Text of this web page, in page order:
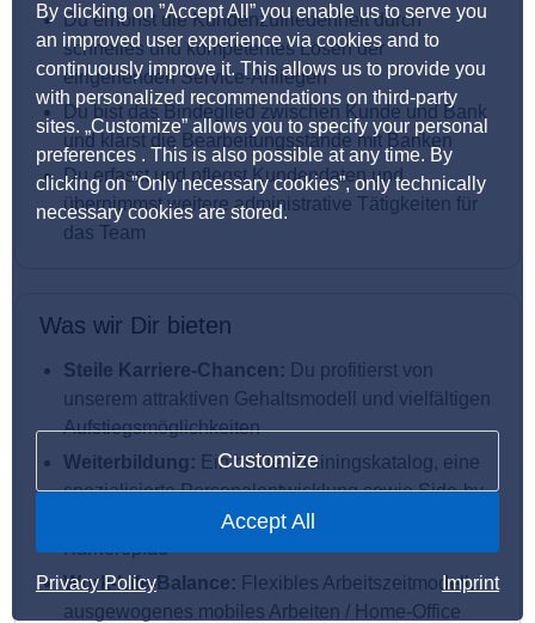
By clicking on ”Accept All” you enable us to serve you
an improved user experience via cookies and to
continuously improve it. This allows us to provide you
with personalized recommendations on third-party
sites. „Customize” allows you to specify your personal
preferences . This is also possible at any time. By
clicking on ”Only necessary cookies”, only technically
necessary cookies are stored.
Customize
Accept All
Privacy Policy Imprint
Du erhöhst die Kundenzufriedenheit durch
schnelles und kompetentes Lösen der
eingehenden Service-Anliegen
Du bist das Bindeglied zwischen Kunde und Bank
und klärst die Bearbeitungsstände mit Banken
Du erfasst und pflegst Kundendaten und
übernimmst weitere administrative Tätigkeiten für
das Team
Was wir Dir bieten
Steile Karriere-Chancen: Du profitierst von
unserem attraktiven Gehaltsmodell und vielfältigen
Aufstiegsmöglichkeiten
Weiterbildung: Ein breiter Trainingskatalog, eine
spezialisierte Personalentwicklung sowie Side-by-
Side Coaching unterstützen Dich auf Deinem
Karrierepfad
Work-Life-Balance: Flexibles Arbeitszeitmodell,
ausgewogenes mobiles Arbeiten / Home-Office